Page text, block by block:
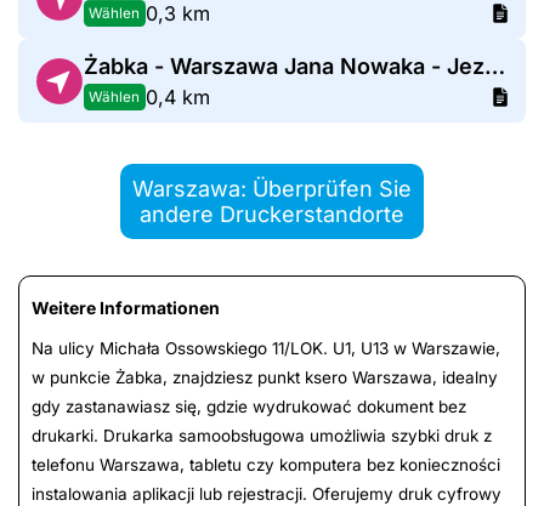
Wählen 0,3 km
Żabka - Warszawa Jana Nowaka - Jeziorańskiego 4
Wählen 0,4 km
Warszawa: Überprüfen Sie
andere Druckerstandorte
Weitere Informationen
Na ulicy Michała Ossowskiego 11/LOK. U1, U13 w Warszawie,
w punkcie Żabka, znajdziesz punkt ksero Warszawa, idealny
gdy zastanawiasz się, gdzie wydrukować dokument bez
drukarki. Drukarka samoobsługowa umożliwia szybki druk z
telefonu Warszawa, tabletu czy komputera bez konieczności
instalowania aplikacji lub rejestracji. Oferujemy druk cyfrowy